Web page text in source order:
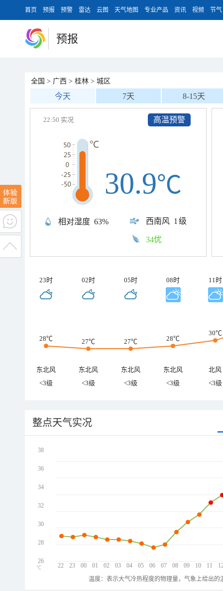
首页 预报 预警 雷达 云图 天气地图 专业产品 资讯 视频 节气
预报
全国 > 广西 > 桂林 > 城区
今天 7天 8-15天
高温预警
22:50 实况
相对湿度 63% 西南风 1级
30.9℃
34优
23时 02时 05时 08时 11时
28℃ 27℃ 27℃ 28℃
30℃
东北风 东北风 东北风 东北风
北风
<3级
<3级 <3级 <3级 <3级
整点天气实况
22 23 00 01 02 03 04 05 06 07 08 09 10 11
38
36
34
32
30
28
26
℃
温度：表示大气冷热程度的物理量，气象上给出